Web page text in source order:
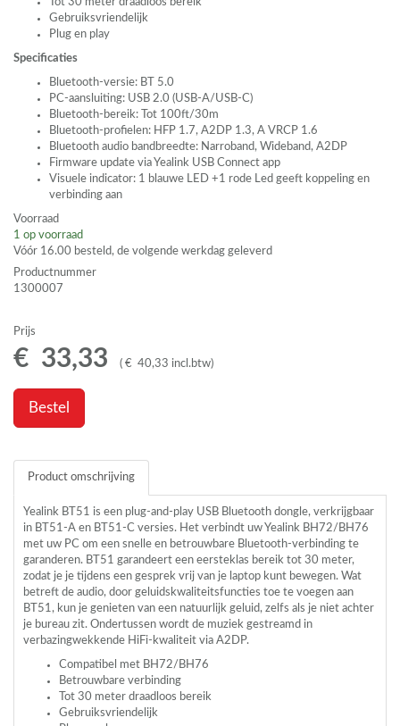
Gebruiksvriendelijk
Plug en play
Specificaties
Bluetooth-versie: BT 5.0
PC-aansluiting: USB 2.0 (USB-A/USB-C)
Bluetooth-bereik: Tot 100ft/30m
Bluetooth-profielen: HFP 1.7, A2DP 1.3, A VRCP 1.6
Bluetooth audio bandbreedte: Narroband, Wideband, A2DP
Firmware update via Yealink USB Connect app
Visuele indicator: 1 blauwe LED +1 rode Led geeft koppeling en
verbinding aan
Voorraad
1 op voorraad
Vóór 16.00 besteld, de volgende werkdag geleverd
Productnummer
1300007
Prijs
€ 33,33 ( € 40,33 incl.btw)
Bestel
Product omschrijving
Yealink BT51 is een plug-and-play USB Bluetooth dongle, verkrijgbaar
in BT51-A en BT51-C versies. Het verbindt uw Yealink BH72/BH76
met uw PC om een snelle en betrouwbare Bluetooth-verbinding te
garanderen. BT51 garandeert een eersteklas bereik tot 30 meter,
zodat je je tijdens een gesprek vrij van je laptop kunt bewegen. Wat
betreft de audio, door geluidskwaliteitsfuncties toe te voegen aan
BT51, kun je genieten van een natuurlijk geluid, zelfs als je niet achter
je bureau zit. Ondertussen wordt de muziek gestreamd in
verbazingwekkende HiFi-kwaliteit via A2DP.
Compatibel met BH72/BH76
Betrouwbare verbinding
Tot 30 meter draadloos bereik
Gebruiksvriendelijk